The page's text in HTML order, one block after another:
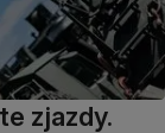
zjazdy.